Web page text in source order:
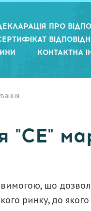
ПРО
КОНТАКТНА
"CE"
що
ринку, до якого